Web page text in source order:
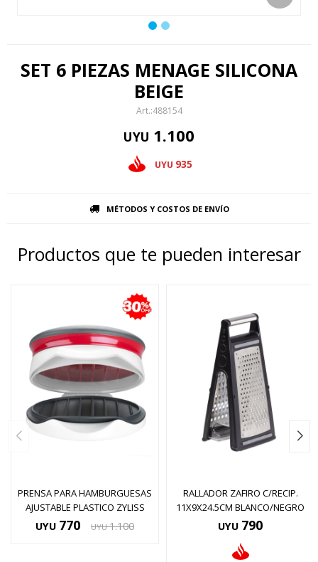
SET 6 PIEZAS MENAGE SILICONA
BEIGE
488154
UYU 1.100
UYU 935
MÉTODOS Y COSTOS DE ENVÍO
Productos que te pueden interesar
PRENSA PARA HAMBURGUESAS
AJUSTABLE PLASTICO ZYLISS
UYU 770 UYU 1.100
RALLADOR ZAFIRO C/RECIP.
11X9X24.5CM BLANCO/NEGRO
UYU 790